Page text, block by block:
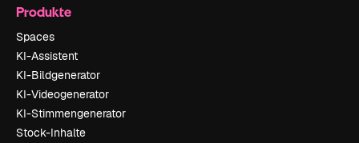
Produkte
Spaces
KI-Assistent
KI-Bildgenerator
KI-Videogenerator
KI-Stimmengenerator
Stock-Inhalte